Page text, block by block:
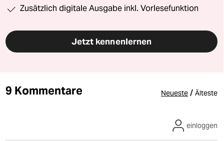
Zusätzlich digitale Ausgabe inkl. Vorlesefunktion
Jetzt kennenlernen
9 Kommentare Neueste / Älteste
einloggen